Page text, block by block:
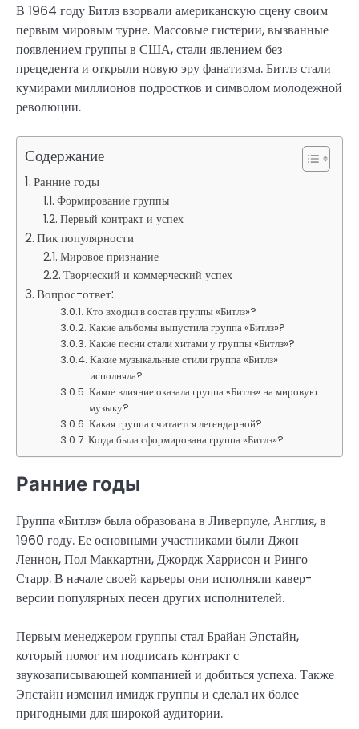
В 1964 году Битлз взорвали американскую сцену своим
первым мировым турне. Массовые гистерии, вызванные
появлением группы в США, стали явлением без
прецедента и открыли новую эру фанатизма. Битлз стали
кумирами миллионов подростков и символом молодежной
революции.
Содержание
Ранние годы
Формирование группы
Первый контракт и успех
Пик популярности
Мировое признание
Творческий и коммерческий успех
Вопрос-ответ:
Кто входил в состав группы «Битлз»?
Какие альбомы выпустила группа «Битлз»?
Какие песни стали хитами у группы «Битлз»?
Какие музыкальные стили группа «Битлз»
исполняла?
Какое влияние оказала группа «Битлз» на мировую
музыку?
Какая группа считается легендарной?
Когда была сформирована группа «Битлз»?
Ранние годы
Группа «Битлз» была образована в Ливерпуле, Англия, в
1960 году. Ее основными участниками были Джон
Леннон, Пол Маккартни, Джордж Харрисон и Ринго
Старр. В начале своей карьеры они исполняли кавер-
версии популярных песен других исполнителей.
Первым менеджером группы стал Брайан Эпстайн,
который помог им подписать контракт с
звукозаписывающей компанией и добиться успеха. Также
Эпстайн изменил имидж группы и сделал их более
пригодными для широкой аудитории.